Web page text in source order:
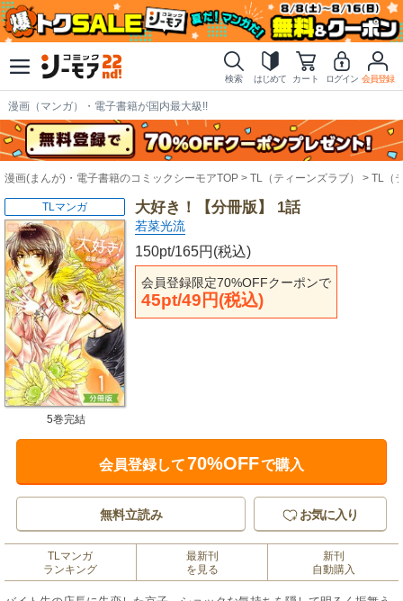
検索 はじめて カート ログイン 会員登録
漫画（マンガ）・電子書籍が国内最大級!!
漫画(まんが)・電子書籍のコミックシーモアTOP TL（ティーンズラブ） TL（
大好き！【分冊版】 1話
若菜光流
150pt/165円(税込)
会員登録限定70%OFFクーポンで
45pt/49円(税込)
TLマンガ
5巻完結
会員登録して70%OFFで購入
無料立読み お気に入り
TLマンガ
ランキング
最新刊
を見る
新刊
自動購入